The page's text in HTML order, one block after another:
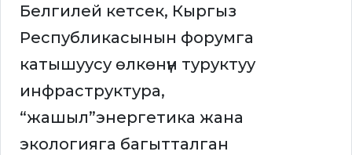
Белгилей кетсек, Кыргыз
Республикасынын форумга
катышуусу өлкөнүн туруктуу
инфраструктура,
“жашыл”энергетика жана
экологияга багытталган